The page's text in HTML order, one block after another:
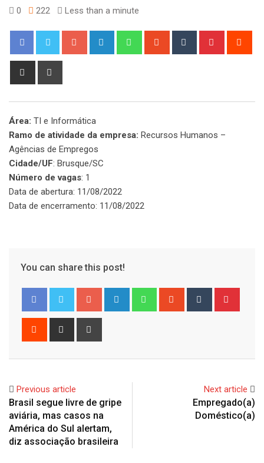
0 222 Less than a minute
Google+ LinkedIn WhatsappStumbleUpon
Tumblr Pinterest
Share
Área: TI e Informática
Ramo de atividade da empresa: Recursos Humanos –
Agências de Empregos
Cidade/UF: Brusque/SC
Número de vagas: 1
Data de abertura: 11/08/2022
Data de encerramento: 11/08/2022
You can share this post!
Google+ LinkedIn WhatsappStumbleUpon
Tumblr
Reddit
Share
Previous article
Brasil segue livre de gripe
aviária, mas casos na
América do Sul alertam,
diz associação brasileira
Next article
Empregado(a)
Doméstico(a)